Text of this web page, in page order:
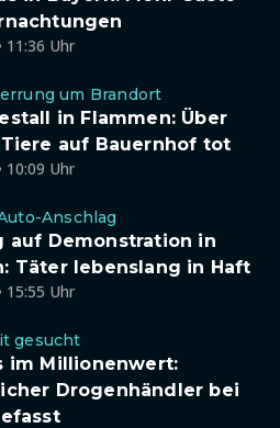
11:36 Uhr
um Brandort
in Flammen: Über
auf Bauernhof tot
10:09 Uhr
Anschlag
auf Demonstration in
Täter lebenslang in Haft
15:55 Uhr
gesucht
im Millionenwert:
Drogenhändler bei